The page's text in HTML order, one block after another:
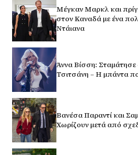
Μέγκαν Μαρκλ και
στον Καναδά με ένα
Ντάιανα
Άννα Βίσση:
Τσιτσάνη – Η μπάντα
Βανέσα Παραντί και
Χωρίζουν μετά από